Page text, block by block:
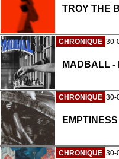
TROY THE
CHRONIQUE 30-
MADBALL
CHRONIQUE 30-
CHRONIQUE 30-